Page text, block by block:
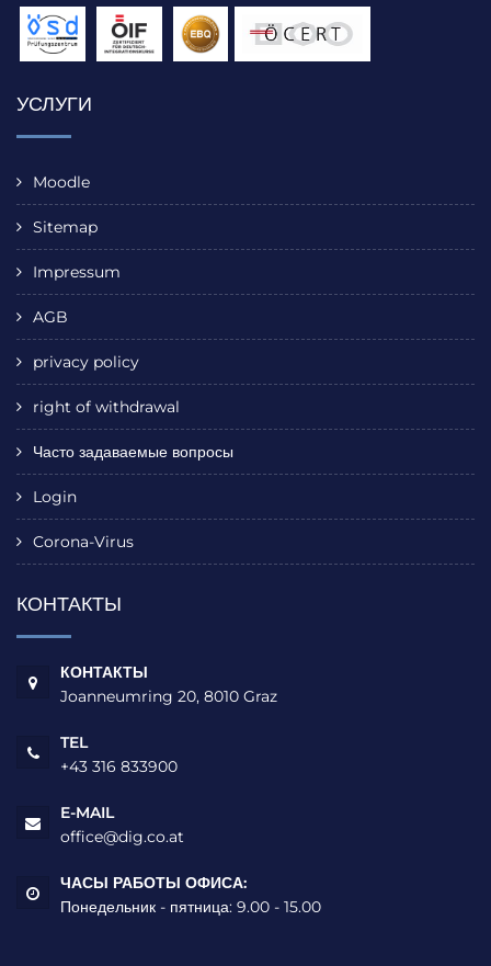
УСЛУГИ
Moodle
Sitemap
Impressum
AGB
privacy policy
right of withdrawal
Часто задаваемые вопросы
Login
Corona-Virus
КОНТАКТЫ
КОНТАКТЫ
Joanneumring 20, 8010 Graz
TEL
+43 316 833900
E-MAIL
office@dig.co.at
ЧАСЫ РАБОТЫ ОФИСА:
Понедельник - пятница: 9.00 - 15.00